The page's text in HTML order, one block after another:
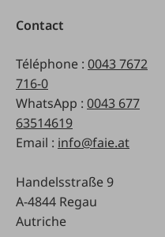
Contact
Téléphone : 0043 7672
716-0
WhatsApp : 0043 677
63514619
Email : info@faie.at
Handelsstraße 9
A-4844 Regau
Autriche